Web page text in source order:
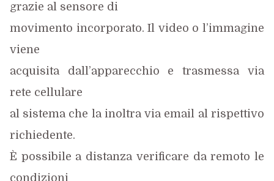
grazie al sensore di
movimento incorporato. Il video o l’immagine
viene
acquisita dall’apparecchio e trasmessa via
rete cellulare
al sistema che la inoltra via email al rispettivo
richiedente.
È possibile a distanza verificare da remoto le
condizioni